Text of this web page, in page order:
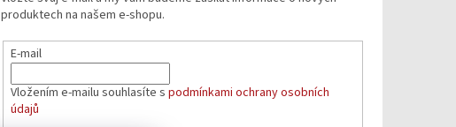
produktech na našem e-shopu.
E-mail
Vložením e-mailu souhlasíte spodmínkami ochrany osobních
údajů